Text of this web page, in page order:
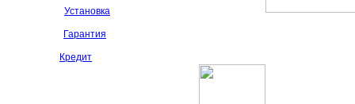
Установка
Гарантия
Кредит